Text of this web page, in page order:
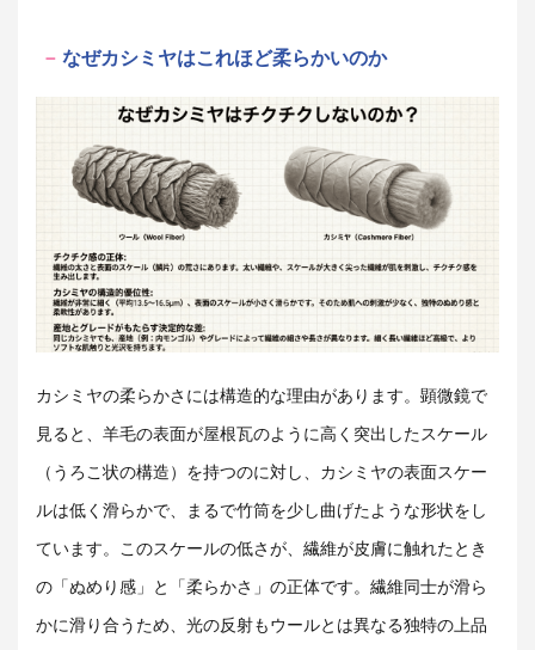
なぜカシミヤはこれほど柔らかいのか
カシミヤの柔らかさには構造的な理由があります。顕微鏡で
見ると、羊毛の表面が屋根瓦のように高く突出したスケール
（うろこ状の構造）を持つのに対し、カシミヤの表面スケー
ルは低く滑らかで、まるで竹筒を少し曲げたような形状をし
ています。このスケールの低さが、繊維が皮膚に触れたとき
の「ぬめり感」と「柔らかさ」の正体です。繊維同士が滑ら
かに滑り合うため、光の反射もウールとは異なる独特の上品